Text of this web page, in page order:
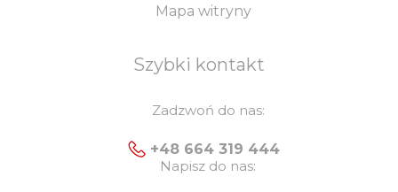
Mapa witryny
Szybki kontakt
Zadzwoń do nas:
+48 664 319 444
Napisz do nas: